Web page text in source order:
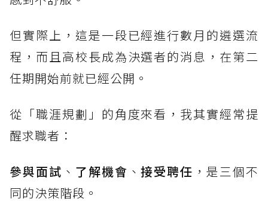
但實際上，這是一段已經進行數月的遴選流
程，而且高校長成為決選者的消息，在第二
任期開始前就已經公開。
從「職涯規劃」的角度來看，我其實經常提
醒求職者：
參與面試 、 了解機會 、接受聘任 ，是三個不
同的決策階段。